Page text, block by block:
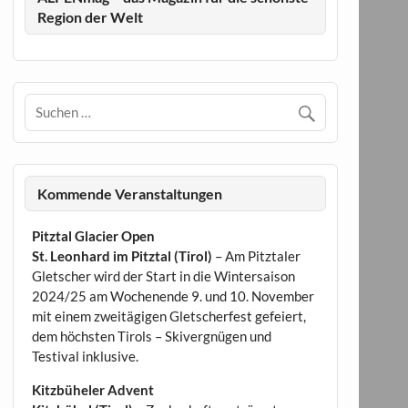
Region der Welt
Kommende Veranstaltungen
Pitztal Glacier Open
St. Leonhard im Pitztal (Tirol) – Am Pitztaler
Gletscher wird der Start in die Wintersaison
2024/25 am Wochenende 9. und 10. November
mit einem zweitägigen Gletscherfest gefeiert,
dem höchsten Tirols – Skivergnügen und
Testival inklusive.
Kitzbüheler Advent